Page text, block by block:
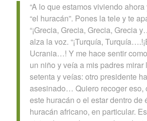
“A lo que estamos viviendo
“el huracán”. Pones la tele y te
“¡Grecia, Grecia, Grecia, Grecia
alza la voz. “¡Turquía,
Ucrania…! Y me hace sentir
un niño y veía a mis padres mirar
setenta y veías: otro presidente
asesinado… Quiero recoger eso,
este huracán o el estar dentro de
huracán africano, en particular.